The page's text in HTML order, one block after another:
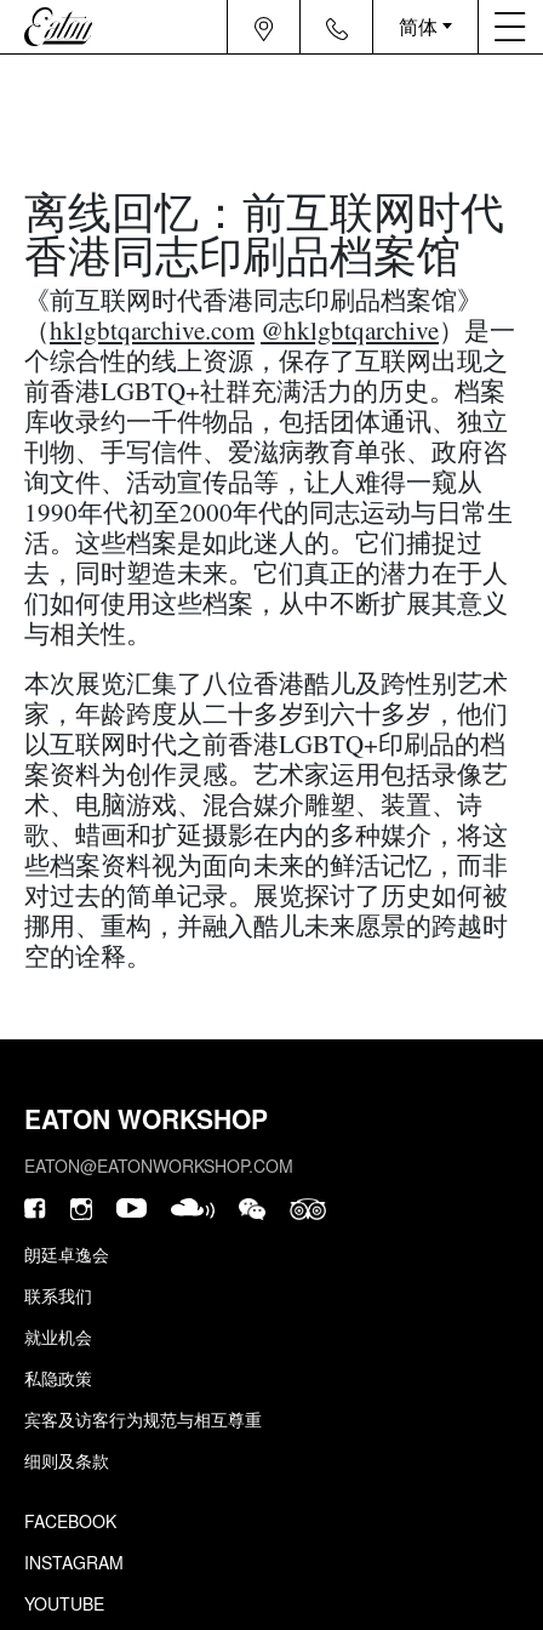
简体
离线回忆：前互联网时代
香港同志印刷品档案馆
《前互联网时代香港同志印刷品档案馆》
（hklgbtqarchive.com @hklgbtqarchive）是一
个综合性的线上资源，保存了互联网出现之
前香港LGBTQ+社群充满活力的历史。档案
库收录约一千件物品，包括团体通讯、独立
刊物、手写信件、爱滋病教育单张、政府咨
询文件、活动宣传品等，让人难得一窥从
1990年代初至2000年代的同志运动与日常生
活。这些档案是如此迷人的。它们捕捉过
去，同时塑造未来。它们真正的潜力在于人
们如何使用这些档案，从中不断扩展其意义
与相关性。
本次展览汇集了八位香港酷儿及跨性别艺术
家，年龄跨度从二十多岁到六十多岁，他们
以互联网时代之前香港LGBTQ+印刷品的档
案资料为创作灵感。艺术家运用包括录​​像艺
术、电脑游戏、混合媒介雕塑、装置、诗
歌、蜡画和扩延摄影在内的多种媒介，将这
些档案资料视为面向未来的鲜活记忆，而非
对过去的简单记录。展览探讨了历史如何被
挪用、重构，并融入酷儿未来愿景的跨越时
空的诠释。
EATON WORKSHOP
EATON@EATONWORKSHOP.COM
朗廷卓逸会
联系我们
就业机会
私隐政策
宾客及访客行为规范与相互尊重
细则及条款
FACEBOOK
INSTAGRAM
YOUTUBE